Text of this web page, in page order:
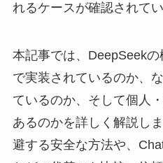
れるケースが確認されてい
本記事では、DeepSeek
で実装されているのか、
ているのか、そして個人
あるのかを詳しく解説し
避する安全な方法や、